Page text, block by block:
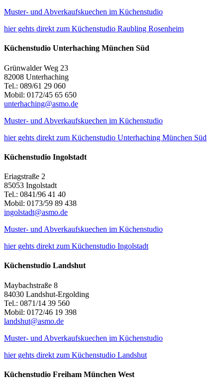
Muster- und Abverkaufskuechen im Küchenstudio
hier gehts direkt zum Küchenstudio Raubling Rosenheim
Küchenstudio Unterhaching München Süd
Grünwalder Weg 23
82008 Unterhaching
Tel.: 089/61 29 060
Mobil: 0172/45 65 650
unterhaching@asmo.de
Muster- und Abverkaufskuechen im Küchenstudio
hier gehts direkt zum Küchenstudio Unterhaching München Süd
Küchenstudio Ingolstadt
Eriagstraße 2
85053 Ingolstadt
Tel.: 0841/96 41 40
Mobil: 0173/59 89 438
ingolstadt@asmo.de
Muster- und Abverkaufskuechen im Küchenstudio
hier gehts direkt zum Küchenstudio Ingolstadt
Küchenstudio Landshut
Maybachstraße 8
84030 Landshut-Ergolding
Tel.: 0871/14 39 560
Mobil: 0172/46 19 398
landshut@asmo.de
Muster- und Abverkaufskuechen im Küchenstudio
hier gehts direkt zum Küchenstudio Landshut
Küchenstudio Freiham München West